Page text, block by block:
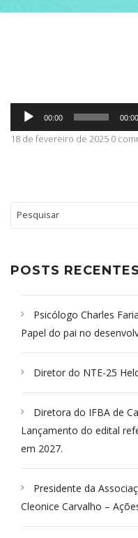
CONTATO
Tocador
áudio
00:00 00:00
18 de fevereiro de 2025 0
POSTS RECENTES
Psicólogo Charles
Papel do pai no
Diretor do NTE-25
Diretora do IFBA de
Lançamento do edital
em 2027.
Presidente da
Cleonice Carvalho –